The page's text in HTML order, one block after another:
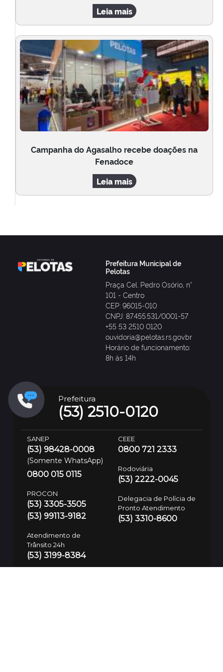
Leia mais
Campanha do Agasalho recebe doações na
Fenadoce
Leia mais
Prefeitura Municipal de
Pelotas
Praça Cel. Pedro Osório, n°
101 - Centro
CEP: 96015-010
CNPJ: 87.455.531/0001-57
+55 53 2510 0120
ouvidoria@pelotas.rs.gov.br
Horário de funcionamento:
8h às 14h
Prefeitura
(53) 2510-0120
SANEP
(53) 98428-0008
(Somente WhatsApp)
0800 015 0115
PROCON
(53) 3305-3505
(53) 99113-9182
Atendimento de
Trânsito 24h
(53) 3199-8384
CEEE
0800 721 2333
Rodoviária
(53) 2222-0045
Delegacia de Polícia de
Pronto Atendimento
(53) 3310-8600